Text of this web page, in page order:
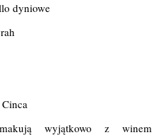
dyniowe
wyjątkowo z winem